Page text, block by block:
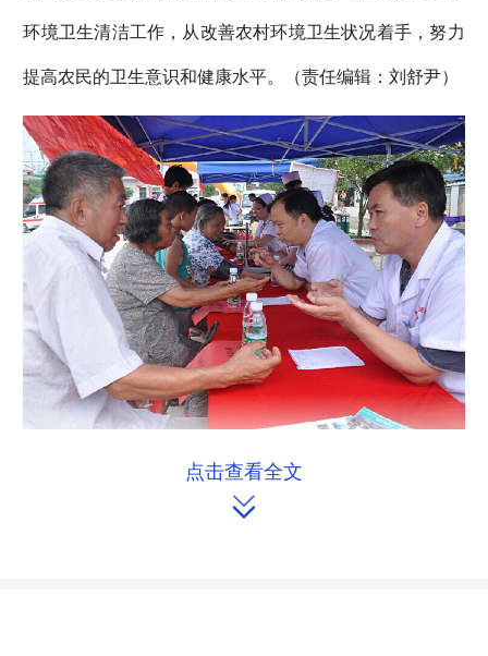
环境卫生清洁工作，从改善农村环境卫生状况着手，努力
提高农民的卫生意识和健康水平。（责任编辑：刘舒尹）
义诊现场
点击查看全文
